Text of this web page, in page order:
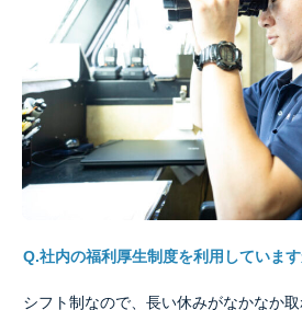
Q.社内の福利厚生制度を利用しています
シフト制なので、長い休みがなかなか